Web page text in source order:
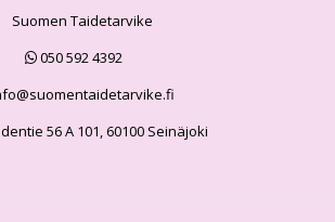
Suomen Taidetarvike
050 592 4392
56 A 101, 60100 Seinäjoki